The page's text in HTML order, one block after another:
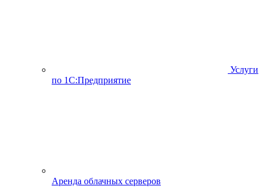
Услуги
по 1С:Предприятие
Аренда облачных серверов